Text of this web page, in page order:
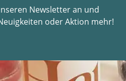
Newsletter an und
oder Aktion mehr!